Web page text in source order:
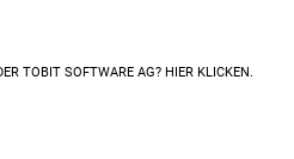
TOBIT SOFTWARE AG? HIER KLICKEN.